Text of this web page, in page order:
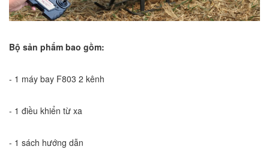
Bộ sản phẩm bao gồm:
- 1 máy bay F803 2 kênh
- 1 điều khiển từ xa
- 1 sách hướng dẫn